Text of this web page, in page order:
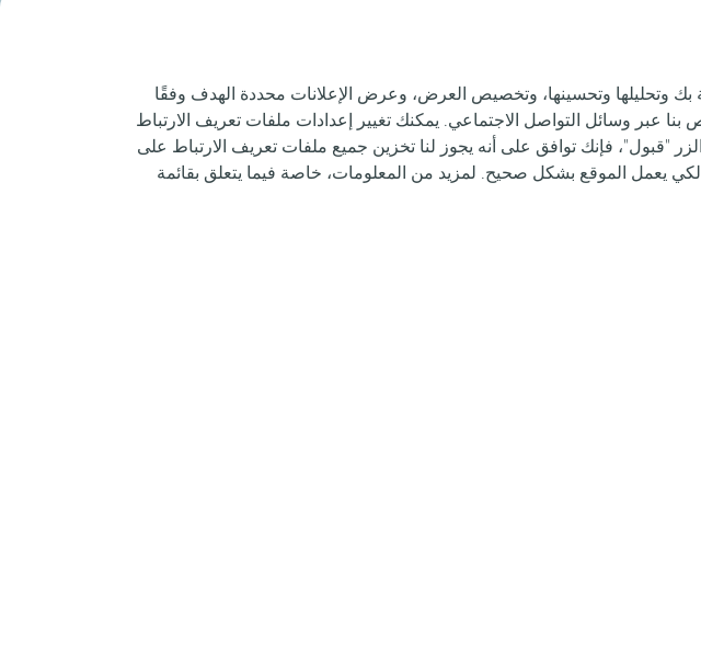
بك وتحليلها وتحسينها، وتخصيص العرض، وعرض الإعلانات محددة الهدف وفقًا
عبر وسائل التواصل الاجتماعي. يمكنك تغيير إعدادات ملفات تعريف الارتباط
"قبول"، فإنك توافق على أنه يجوز لنا تخزين جميع ملفات تعريف الارتباط على
يعمل الموقع بشكل صحيح. لمزيد من المعلومات، خاصة فيما يتعلق بقائمة